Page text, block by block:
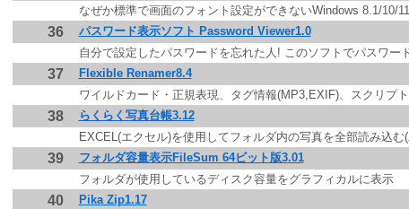
なぜか標準で画面のフォント設定ができないWindows 8.1/10/
36 パスワード表示ソフト Password Viewer1.0
自分で設定したパスワードを忘れた人! このソフトでパスワー
37 Flexible Renamer8.4
ワイルドカード・正規表現、タグ情報(MP3,EXIF)、スクリプ
38 らくらく写真台帳3.12
EXCEL(エクセル)を使用してフォルダ内の写真を全部読み込む
39 フォルダ容量表示FileSum 64ビット版3.01
フォルダが使用しているディスク容量をグラフィカルに表示
40 Pika Zip1.17